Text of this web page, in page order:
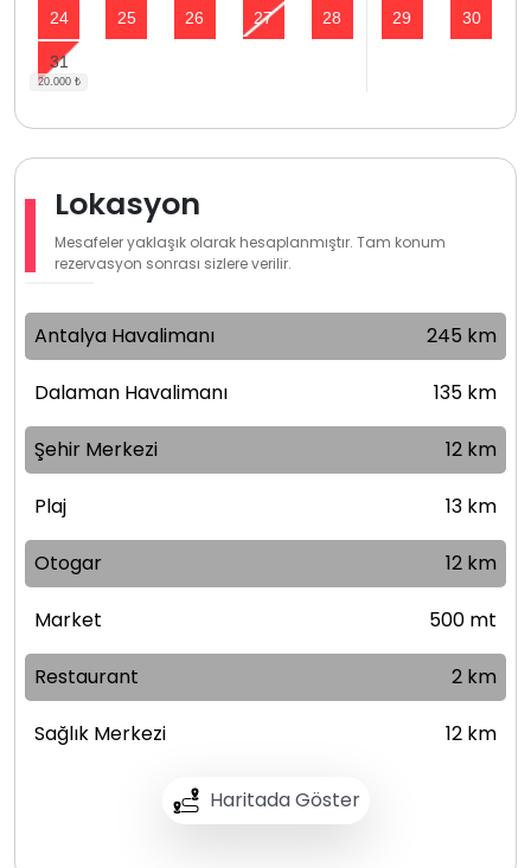
24 25 26 27 28 29 30
31
Lokasyon
Mesafeler yaklaşık olarak hesaplanmıştır. Tam konum
rezervasyon sonrası sizlere verilir.
Haritada Göster
Antalya Havalimanı 245 km
Dalaman Havalimanı 135 km
Şehir Merkezi 12 km
Plaj 13 km
Otogar 12 km
Market 500 mt
Restaurant 2 km
Sağlık Merkezi 12 km